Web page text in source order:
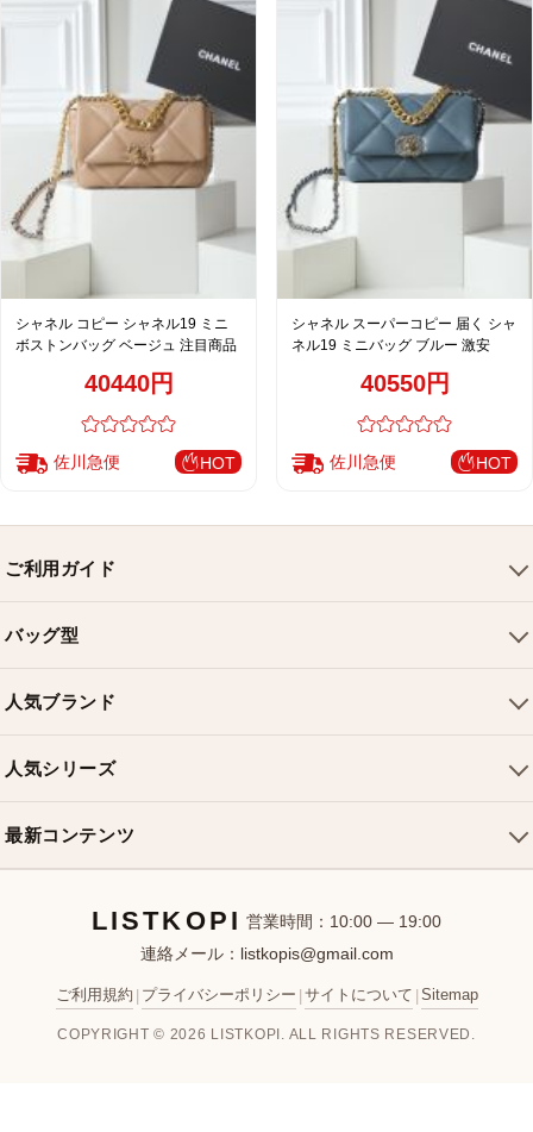
シャネル コピー シャネル19 ミニ
ボストンバッグ ベージュ 注目商品
40440円
佐川急便 HOT
シャネル スーパーコピー 届く シャ
ネル19 ミニバッグ ブルー 激安
40550円
佐川急便 HOT
ご利用ガイド
配送について
返品・交換
お問い合わせ
バッグ型
ショルダーバッグ
クロスボディバッグ
ミニバッグ
バケットバッグ
人気ブランド
シャネルバッグ
ディオールバッグ
人気シリーズ
最新コンテンツ
新着アイテム
ブランドカテゴリ
お客様レビュー
LISTKOPI 営業時間：10:00 — 19:00
連絡メール： listkopis@gmail.com
ご利用規約 プライバシーポリシー サイトについて Sitemap
COPYRIGHT © 2026 LISTKOPI. ALL RIGHTS RESERVED.